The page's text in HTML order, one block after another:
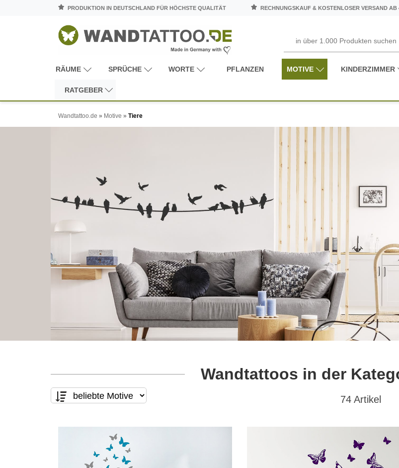
PRODUKTION IN DEUTSCHLAND FÜR HÖCHSTE QUALITÄT RECHNUNGSKAUF & KOSTENLOSER VERSAND AB
RÄUME SPRÜCHE WORTE PFLANZEN MOTIVE KINDERZIMMER
RATGEBER
Wandtattoo.de » Motive » Tiere
Wandtattoos in der
74 Artikel
nur Text(4)
nur Motiv (53)
mit
ohne